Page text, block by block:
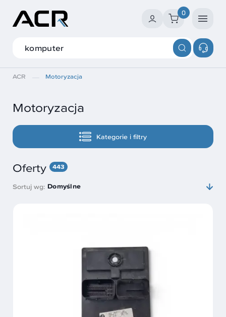
0
ACR Motoryzacja
Motoryzacja
Kategorie i filtry
Oferty 443
Sortuj wg: Domyślne